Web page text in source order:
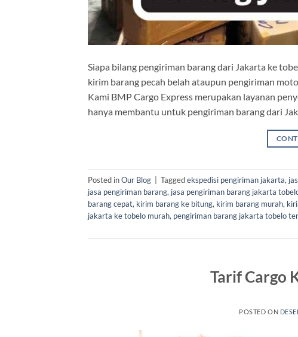
Siapa bilang pengiriman barang dari Jakarta ke
kirim barang pecah belah ataupun pengiriman
Kami BMP Cargo Express merupakan layanan
hanya membantu untuk pengiriman barang dari
Posted inOur Blog | Taggedekspedisi pengiriman jakarta,
jasa pengiriman barang, jasa pengiriman barang jakarta
barang cepat, kirim barang ke bitung, kirim barang murah,
jakarta ke tobelo murah, pengiriman barang jakarta tobelo
Tarif Cargo
POSTED ON